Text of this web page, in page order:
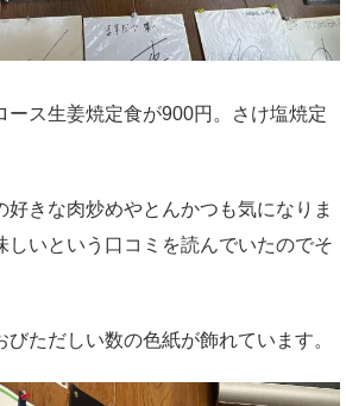
ース生姜焼定食が900円。さけ塩焼定
好きな肉炒めやとんかつも気になりま
しいという口コミを読んでいたのでそ
ただしい数の色紙が飾れています。